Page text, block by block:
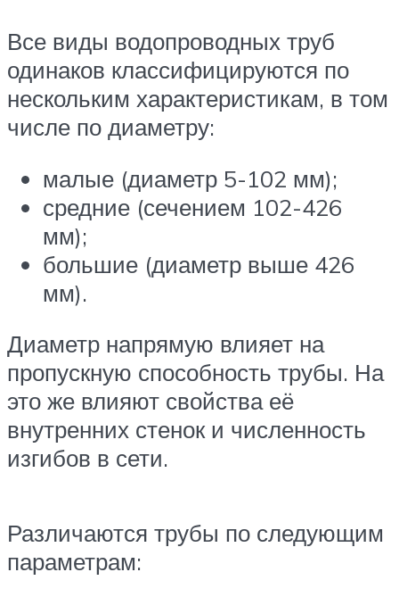
Все виды водопроводных труб
одинаков классифицируются по
нескольким характеристикам, в том
числе по диаметру:
малые (диаметр 5-102 мм);
средние (сечением 102-426
мм);
большие (диаметр выше 426
мм).
Диаметр напрямую влияет на
пропускную способность трубы. На
это же влияют свойства её
внутренних стенок и численность
изгибов в сети.
Различаются трубы по следующим
параметрам: